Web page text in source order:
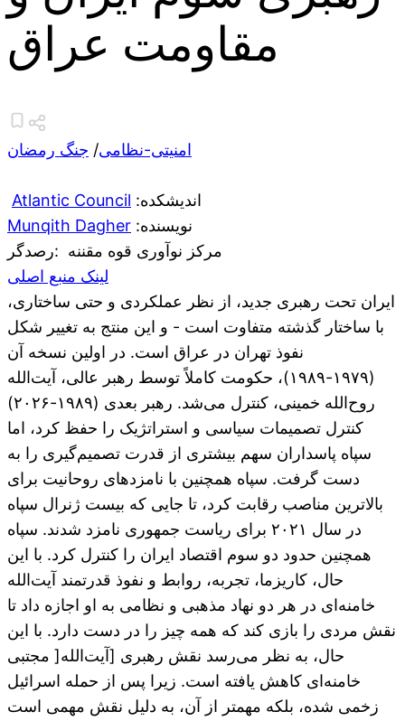
مقاومت عراق
امنیتی-نظامی/ جنگ رمضان
Atlantic Council :اندیشکده
Munqith Dagher :نویسنده
مرکز نوآوری قوه مقننه :رصدگر
لینک منبع اصلی
ایران تحت رهبری جدید، از نظر عملکردی و حتی ساختاری،
با ساختار گذشته متفاوت است - و این منتج به تغییر شکل
نفوذ تهران در عراق است. در اولین نسخه آن
(۱۹۷۹-۱۹۸۹)، حکومت کاملاً توسط رهبر عالی، آیت‌الله
روح‌الله خمینی، کنترل می‌شد. رهبر بعدی (۱۹۸۹-۲۰۲۶)
کنترل تصمیمات سیاسی و استراتژیک را حفظ کرد، اما
سپاه پاسداران سهم بیشتری از قدرت تصمیم‌گیری را به
دست گرفت. سپاه همچنین با نامزدهای روحانیت برای
بالاترین مناصب رقابت کرد، تا جایی که بیست ژنرال سپاه
در سال ۲۰۲۱ برای ریاست جمهوری نامزد شدند. سپاه
همچنین حدود دو سوم اقتصاد ایران را کنترل کرد. با این
حال، کاریزما، تجربه، روابط و نفوذ قدرتمند آیت‌الله
خامنه‌ای در هر دو نهاد مذهبی و نظامی به او اجازه داد تا
نقش مردی را بازی کند که همه چیز را در دست دارد. با این
حال، به نظر می‌رسد نقش رهبری [آیت‌الله[ مجتبی
خامنه‌ای کاهش یافته است. زیرا پس از حمله اسرائیل
زخمی شده، بلکه مهمتر از آن، به دلیل نقش مهمی است